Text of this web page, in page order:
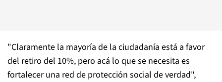
"Claramente la mayoría de la ciudadanía está a favor
del retiro del 10%, pero acá lo que se necesita es
fortalecer una red de protección social de verdad",